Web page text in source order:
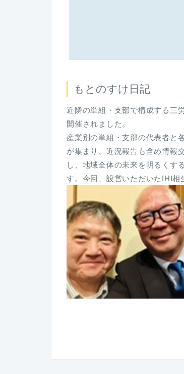
もとのすけ日記
近隣の単組・支部で構成する三
開催されました。
産業別の単組・支部の代表者と
が集まり、近況報告も含め情報
し、地域全体の未来を明るくす
す。今回、設営いただいたIHI相